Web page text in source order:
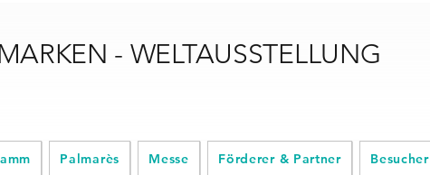
- WELTAUSSTELLUNG
Palmarès Messe Förderer & Partner Besucher